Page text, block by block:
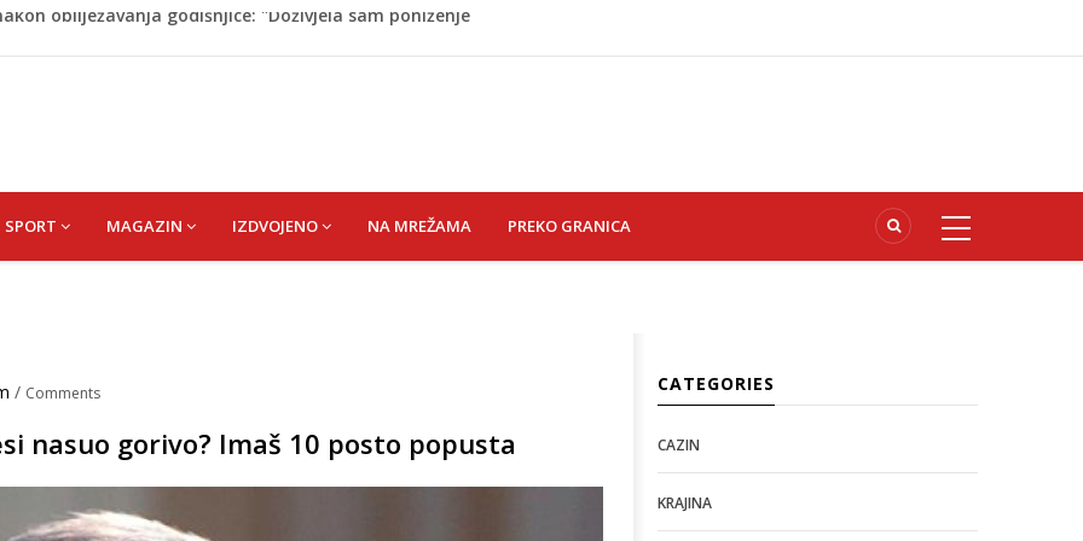
Arabija već mjesec nije izvezla naftu u SAD
pada sa tobogana: Vlada šalje avion po njega
obilježavanja godišnjice: "Doživjela sam poniženje
sinu"
SPORT MAGAZIN IZDVOJENO NA MREŽAMA PREKO GRANICA
/ Comments
nasuo gorivo? Imaš 10 posto popusta
CATEGORIES
CAZIN
KRAJINA